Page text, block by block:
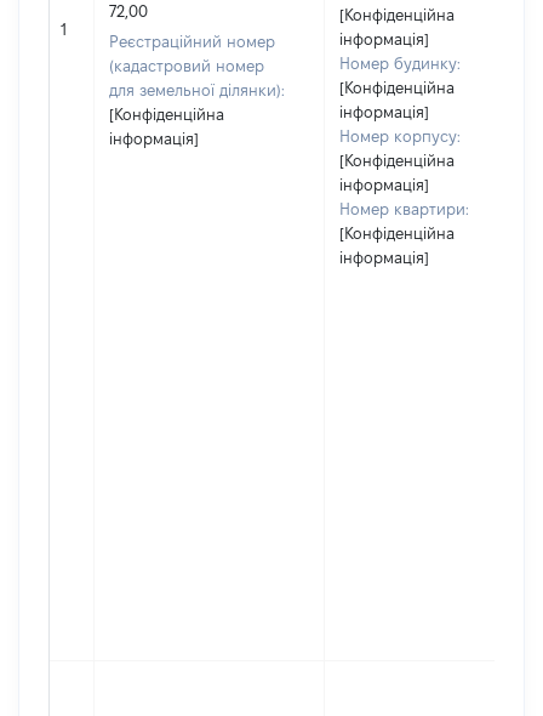
1
72,00
Реєстраційний номер
(кадастровий номер
для земельної ділянки):
[Конфіденційна
інформація]
[Конфіденційна
інформація]
Номер будинку:
[Конфіденційна
інформація]
Номер корпусу:
[Конфіденційна
інформація]
Номер квартири:
[Конфіденційна
інформація]